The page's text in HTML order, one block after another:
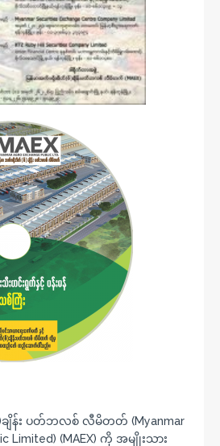
ျိန်း ပတ်ဘလစ် လီမိတတ် (Myanmar
Limited) (MAEX) ကို အမျိုးသား